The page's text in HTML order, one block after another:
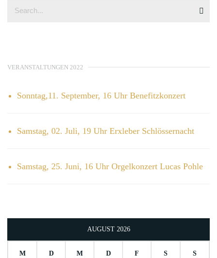
VERANSTALTUNGEN 2022
Sonntag,11. September, 16 Uhr Benefitzkonzert
Samstag, 02. Juli, 19 Uhr Erxleber Schlössernacht
Samstag, 25. Juni, 16 Uhr Orgelkonzert Lucas Pohle
AUGUST 2026
M D M D F S S